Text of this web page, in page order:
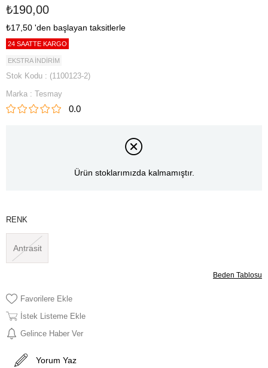
₺190,00
₺17,50 'den başlayan taksitlerle
24 SAATTE KARGO
EKSTRA İNDİRİM
Stok Kodu
(1100123-2)
Marka : Tesmay
0.0
Ürün stoklarımızda kalmamıştır.
RENK
Antrasit
Beden Tablosu
Favorilere Ekle
İstek Listeme Ekle
Gelince Haber Ver
Yorum Yaz